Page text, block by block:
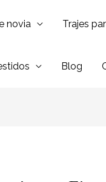
novia Trajes
Blog